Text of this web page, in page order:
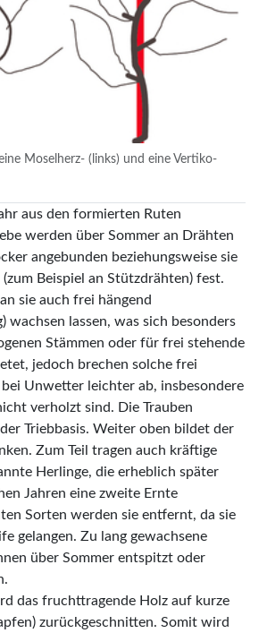
Moselherz- (links) und eine Vertiko-
aus den formierten Ruten
werden über Sommer an Drähten
angebunden beziehungsweise sie
Beispiel an Stützdrähten) fest.
sie auch frei hängend
wachsen lassen, was sich besonders
Stämmen oder für frei stehende
jedoch brechen solche frei
bei Unwetter leichter ab, insbesondere
verholzt sind. Die Trauben
Triebbasis. Weiter oben bildet der
Zum Teil tragen auch kräftige
Herlinge, die erheblich später
Jahren eine zweite Ernte
Sorten werden sie entfernt, da sie
gelangen. Zu lang gewachsene
über Sommer entspitzt oder
das frucht­tragende Holz auf kurze
zurückgeschnitten. Somit wird